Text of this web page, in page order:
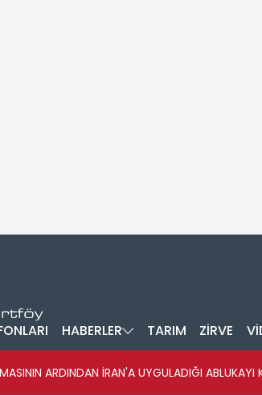
HABERLER TARIM ZİRVE
ARDINDAN İRAN'A UYGULADIĞI ABLUKAYI